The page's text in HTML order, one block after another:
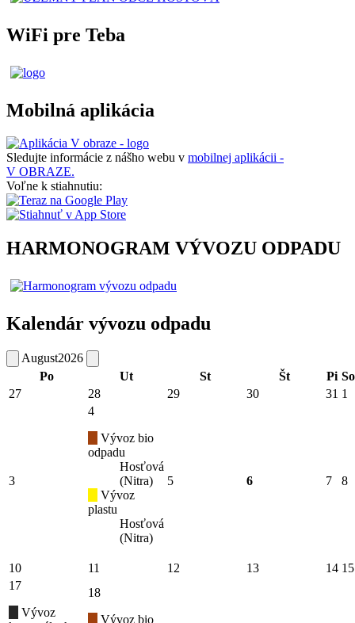
WiFi pre Teba
Mobilná aplikácia
Sledujte informácie z nášho webu v mobilnej aplikácii -
V OBRAZE.
Voľne k stiahnutiu:
HARMONOGRAM VÝVOZU ODPADU
Kalendár vývozu odpadu
August2026
Po
Ut St Št Pi So
27
28 29 30 31 1
3
4
Vývoz bio
odpadu
Hosťová
(Nitra)
Vývoz
plastu
Hosťová
(Nitra)
5 6 7 8
10 11 12 13 14 15
17
Vývoz
18
Vývoz bio